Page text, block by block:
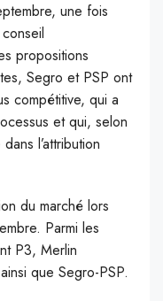
une fois
propositions
Segro et PSP ont
compétitive, qui a
et qui, selon
l’attribution
du marché lors
Parmi les
P3, Merlin
que Segro-PSP.